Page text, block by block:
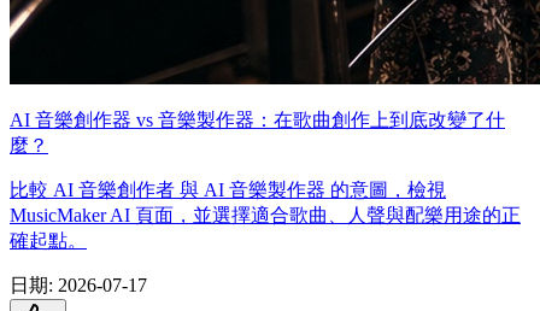
AI 音樂創作器 vs 音樂製作器：在歌曲創作上到底改變了什
麼？
比較 AI 音樂創作者 與 AI 音樂製作器 的意圖，檢視
MusicMaker AI 頁面，並選擇適合歌曲、人聲與配樂用途的正
確起點。
日期: 2026-07-17